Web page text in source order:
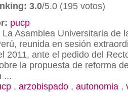
3.0/5.0 (195 votos)
pucp
La Asamblea Universitaria de
reunida en sesión
2011, ante el pedido del
la propuesta de reforma
...
, arzobispado , autonomia ,